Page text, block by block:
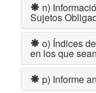
n)
Sujetos
o) Índices
en los que
p) Informe